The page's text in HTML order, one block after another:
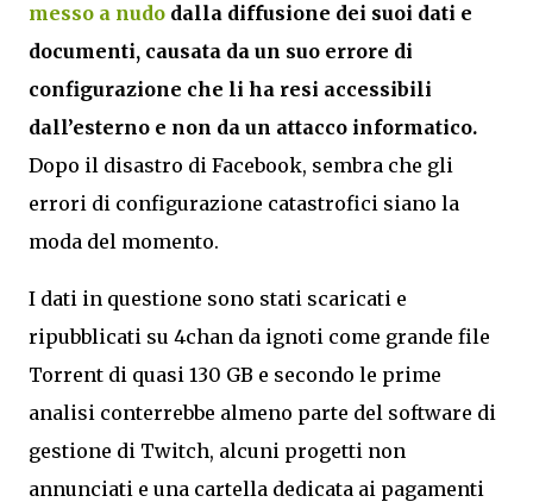
messo a nudo dalla diffusione dei suoi dati e
documenti, causata da un suo errore di
configurazione che li ha resi accessibili
dall’esterno e non da un attacco informatico.
Dopo il disastro di Facebook, sembra che gli
errori di configurazione catastrofici siano la
moda del momento.
I dati in questione sono stati scaricati e
ripubblicati su 4chan da ignoti come grande file
Torrent di quasi 130 GB e secondo le prime
analisi conterrebbe almeno parte del software di
gestione di Twitch, alcuni progetti non
annunciati e una cartella dedicata ai pagamenti